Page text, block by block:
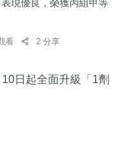
現優良，榮獲丙組甲等
看 2 分享